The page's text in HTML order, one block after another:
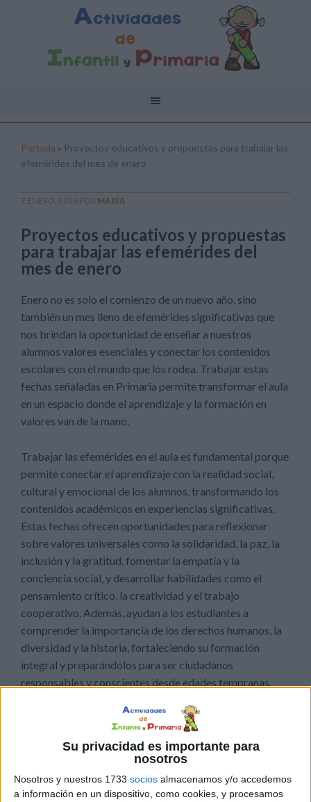
Su privacidad es importante para
nosotros
Nosotros y nuestros 1733 socios almacenamos y/o accedemos
a información en un dispositivo, como cookies, y procesamos
Portada » Proyectos educativos y propuestas para trabajar las
efemérides del mes de enero
7 ENERO, 2026 POR MARÍA
Proyectos educativos y propuestas
para trabajar las efemérides del
mes de enero
Enero no es solo el comienzo de un nuevo año, sino
también un mes lleno de efemérides significativas que
nos brindan la oportunidad de enseñar a nuestros
alumnos valores esenciales y conectar los contenidos
escolares con el mundo que los rodea. Trabajar estas
fechas señaladas en Primaria permite transformar el aula
en un espacio donde el aprendizaje y la formación en
valores van de la mano.
Trabajar las efemérides en el aula es fundamental porque
permite conectar el aprendizaje con la realidad social,
cultural y emocional de los alumnos, transformando los
contenidos académicos en experiencias significativas.
Estas fechas ofrecen oportunidades para reflexionar
sobre valores universales como la solidaridad, la paz, la
inclusión y la gratitud, fomentar la empatía y la
conciencia social, y desarrollar habilidades como el
pensamiento crítico, la creatividad y el trabajo
cooperativo. Además, ayudan a los estudiantes a
comprender la importancia de los derechos humanos, la
diversidad y la historia, fortaleciendo su formación
integral y preparándolos para ser ciudadanos
responsables y conscientes desde edades tempranas.